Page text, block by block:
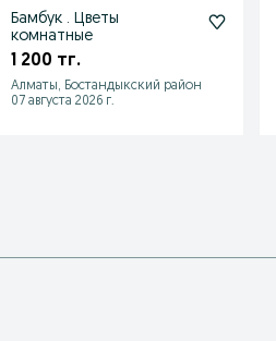
Бамбук . Цветы
комнатные
1 200 тг.
Алматы, Бостандыкский район
07 августа 2026 г.